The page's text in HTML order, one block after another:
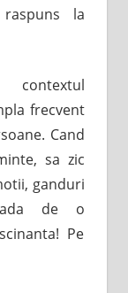
la
frecvent
Cand
sa zic
ganduri
de o
Pe